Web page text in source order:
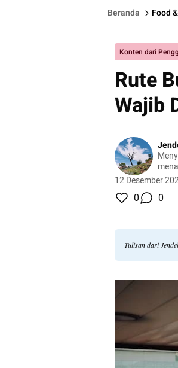
Beranda Food
Konten dari
Rute
Wajib
12 Desember
0 0
Tulisan dari